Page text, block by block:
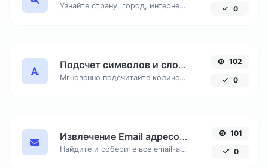
Узнайте страну, город, интернет-провайдера и часовой пояс любого IP-адреса онлайн. Бесплатный инструмент для точной геолокации по IP. 0
Подсчет символов и слов онлайн
Мгновенно подсчитайте количество знаков с пробелами и без, число слов и строк в вашем тексте для SEO и копирайтинга.
102
0
Извлечение Email адресов из текста онлайн
Найдите и соберите все email-адреса из любого текстового документа, удалив дубликаты.
101
0